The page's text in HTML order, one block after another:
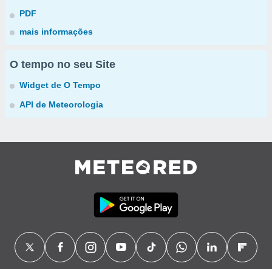
PDF
mais informações
O tempo no seu Site
Widget de O Tempo
API de Meteorologia